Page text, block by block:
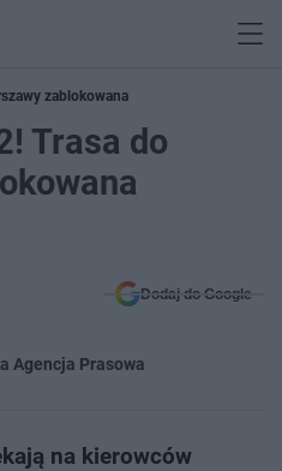
zablokowana
Trasa do
Dodaj do Google
Agencja Prasowa
na kierowców